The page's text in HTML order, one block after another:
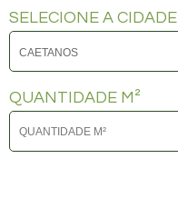
SELECIONE A CIDADE
QUANTIDADE M²